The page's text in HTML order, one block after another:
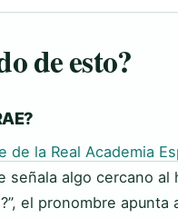
de esto?
de la Real Academia
señala algo cercano al
el pronombre apunta